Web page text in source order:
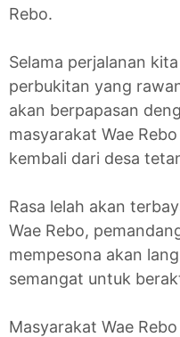
Rebo.
Selama perjalanan
perbukitan yang
akan berpapasan
masyarakat Wae
kembali dari desa
Rasa lelah akan
Wae Rebo,
mempesona akan
semangat untuk
Masyarakat Wae